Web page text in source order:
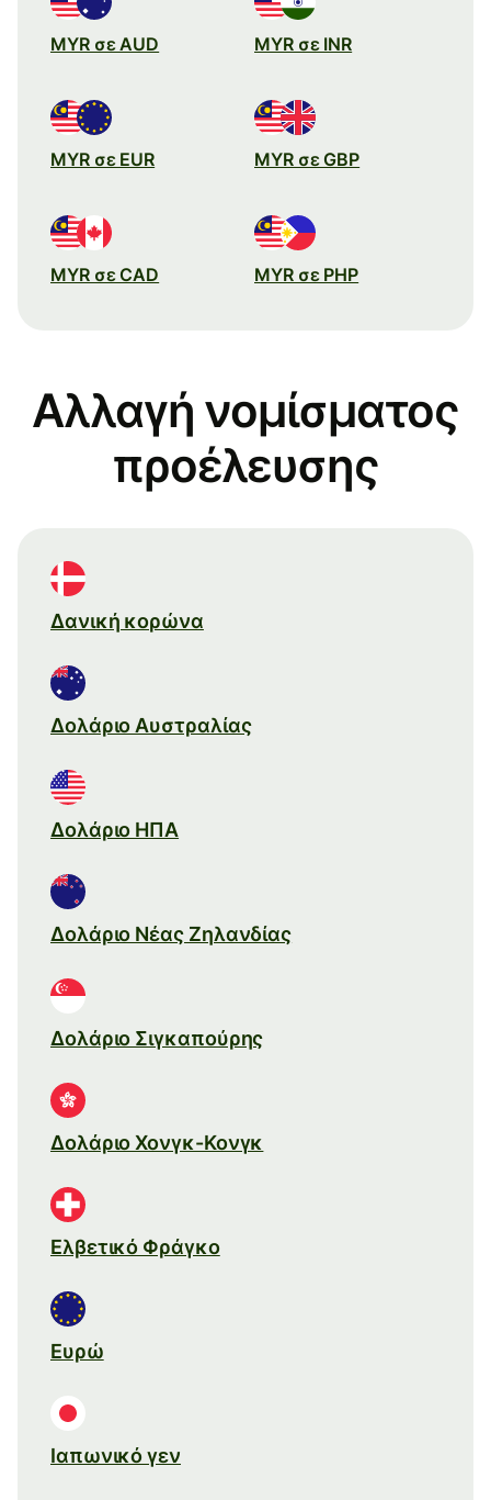
MYR σε AUD MYR σε INR
MYR σε EUR MYR σε GBP
MYR σε CAD MYR σε PHP
Αλλαγή νομίσματος
προέλευσης
Δανική κορώνα
Δολάριο Αυστραλίας
Δολάριο ΗΠΑ
Δολάριο Νέας Ζηλανδίας
Δολάριο Σιγκαπούρης
Δολάριο Χονγκ-Κονγκ
Ελβετικό Φράγκο
Ευρώ
Ιαπωνικό γεν